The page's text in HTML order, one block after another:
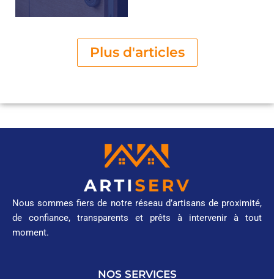
Plus d'articles
Nous sommes fiers de notre réseau d’artisans de proximité,
de confiance, transparents et prêts à intervenir à tout
moment.
NOS SERVICES